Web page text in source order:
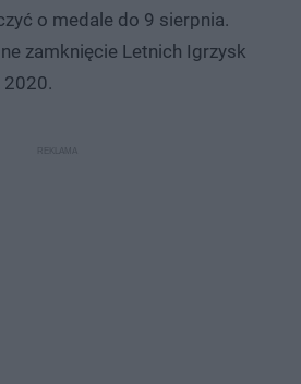
o medale do 9 sierpnia.
zamknięcie Letnich Igrzysk
2020.